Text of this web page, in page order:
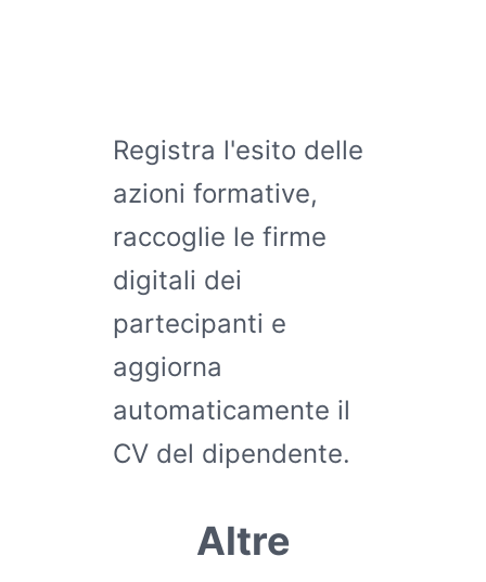
Registra l'esito delle
azioni formative,
raccoglie le firme
digitali dei
partecipanti e
aggiorna
automaticamente il
CV del dipendente.
Altre